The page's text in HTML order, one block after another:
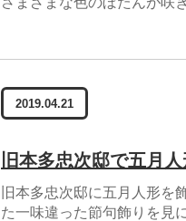
2019.04.21
旧本多忠次邸で五月
旧本多忠次邸に五月人形を
た一味違った節句飾りを見